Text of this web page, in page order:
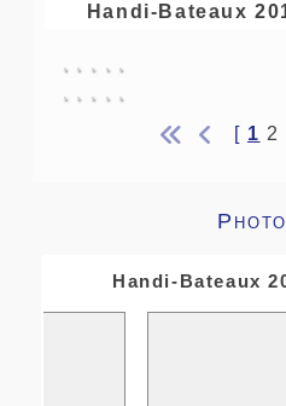
Handi-Bateaux
[ 1 2
Handi-Bateaux